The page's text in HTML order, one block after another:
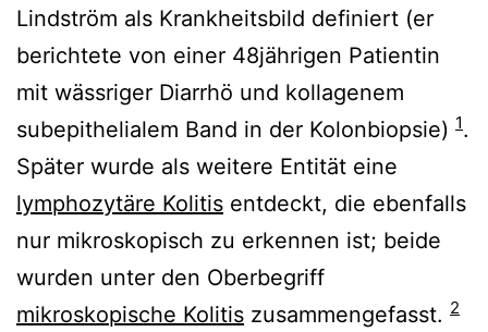
Lindström als Krankheitsbild definiert (er
berichtete von einer 48jährigen Patientin
mit wässriger Diarrhö und kollagenem
subepithelialem Band in der Kolonbiopsie) 1.
Später wurde als weitere Entität eine
lymphozytäre Kolitis entdeckt, die ebenfalls
nur mikroskopisch zu erkennen ist; beide
wurden unter den Oberbegriff
mikroskopische Kolitis zusammengefasst. 2